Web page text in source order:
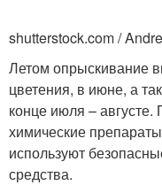
shutterstock.com /
Летом опрыскивание
цветения, в июне, а
конце июля –
химические
используют
средства.